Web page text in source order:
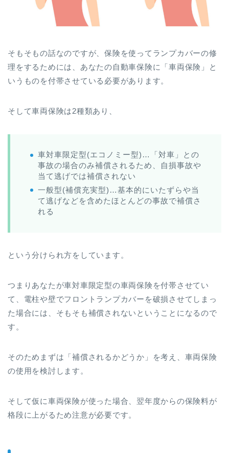
そもそもの話なのですが、保険を使ってランプカバーの修
理をするためには、あなたの自動車保険に「車両保険」と
いうものを付帯させている必要があります。
そして車両保険は2種類あり、
車対車限定型(エコノミー型)…「対車」との
事故の場合のみ補償されるため、自損事故や
当て逃げでは補償されない
一般型(補償充実型)…基本的にいたずらや当
て逃げなどを含めたほとんどの事故で補償さ
れる
という分けられ方をしています。
つまりあなたが車対車限定型の車両保険を付帯させてい
て、電柱や壁でフロントランプカバーを破損させてしまっ
た場合には、そもそも補償されないということになるので
す。
そのためまずは「補償されるかどうか」を考え、車両保険
の使用を検討します。
そして仮に車両保険が使った場合、翌年度からの保険料が
格段に上がるため注意が必要です。